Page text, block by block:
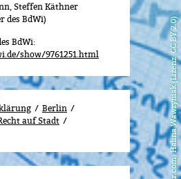
Steffen Käthner
des BdWi)
BdWi:
show/9761251.html
Berlin
auf Stadt
flickr.com, Halina Wawzyniak (Lizenz: CC BY 2.0)